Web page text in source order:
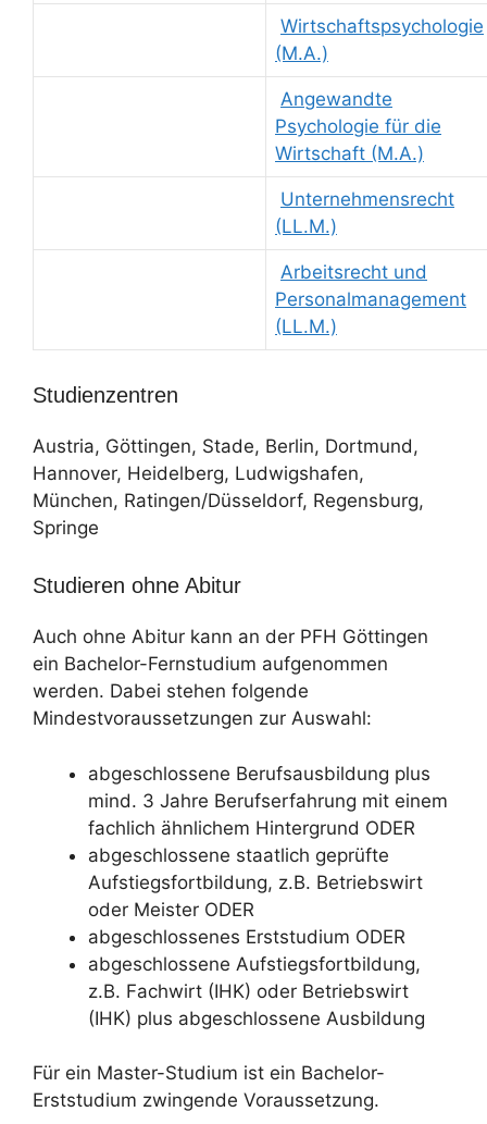
Wirtschaftspsychologie
(M.A.)
Angewandte
Psychologie für die
Wirtschaft (M.A.)
Unternehmensrecht
(LL.M.)
Arbeitsrecht und
Personalmanagement
(LL.M.)
Studienzentren
Austria, Göttingen, Stade, Berlin, Dortmund,
Hannover, Heidelberg, Ludwigshafen,
München, Ratingen/Düsseldorf, Regensburg,
Springe
Studieren ohne Abitur
Auch ohne Abitur kann an der PFH Göttingen
ein Bachelor-Fernstudium aufgenommen
werden. Dabei stehen folgende
Mindestvoraussetzungen zur Auswahl:
abgeschlossene Berufsausbildung plus
mind. 3 Jahre Berufserfahrung mit einem
fachlich ähnlichem Hintergrund ODER
abgeschlossene staatlich geprüfte
Aufstiegsfortbildung, z.B. Betriebswirt
oder Meister ODER
abgeschlossenes Erststudium ODER
abgeschlossene Aufstiegsfortbildung,
z.B. Fachwirt (IHK) oder Betriebswirt
(IHK) plus abgeschlossene Ausbildung
Für ein Master-Studium ist ein Bachelor-
Erststudium zwingende Voraussetzung.